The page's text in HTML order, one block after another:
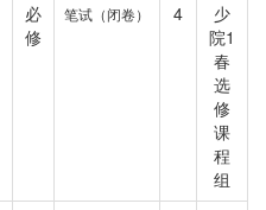
必
修
笔试（闭卷） 4
少
院1
春
选
修
课
程
组